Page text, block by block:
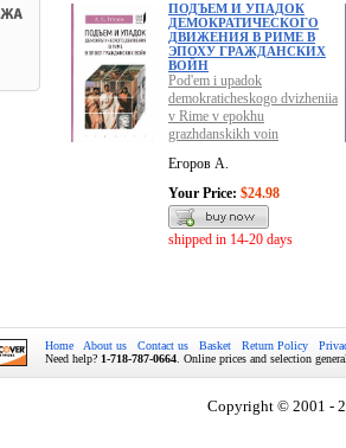
ПОДЪЕМ И УПАДОК
ДЕМОКРАТИЧЕСКОГО
ДВИЖЕНИЯ В РИМЕ В
ЭПОХУ ГРАЖДАНСКИХ
ВОЙН
Pod'em i upadok
demokraticheskogo dvizheniia
v Rime v epokhu
grazhdanskikh voin
Егоров А.
Your Price: $24.98
shipped in 14-20 days
Home About us Contact us Basket Return Policy
Need help? 1-718-787-0664 . Online prices and selection
Copyright © 2001 -